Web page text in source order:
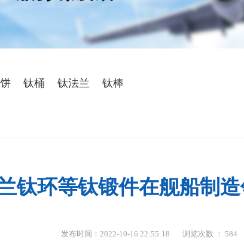
忆合金
钛桶 钛法兰 钛棒
钛环等钛锻件在舰船制
发布时间：2022-10-16 22:55:18 浏览次数 ： 584